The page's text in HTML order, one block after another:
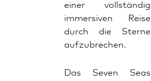
einer vollständig
immersiven Reise
durch die Sterne
aufzubrechen.
Das Seven Seas